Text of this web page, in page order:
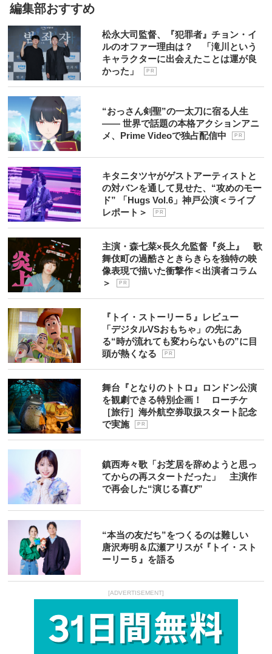
編集部おすすめ
松永大司監督、『犯罪者』チョン・イ
ルのオファー理由は？ 「滝川という
キャラクターに出会えたことは運が良
かった」
P R
“おっさん剣聖”の一太刀に宿る人生
―― 世界で話題の本格アクションアニ
メ、Prime Videoで独占配信中
P R
キタニタツヤがゲストアーティストと
の対バンを通して見せた、“攻めのモー
ド” 「Hugs Vol.6」神戸公演＜ライブ
レポート＞
P R
主演・森七菜×長久允監督『炎上』 歌
舞伎町の過酷さときらきらを独特の映
像表現で描いた衝撃作＜出演者コラム
＞
P R
『トイ・ストーリー５』レビュー
「デジタルVSおもちゃ」の先にあ
る“時が流れても変わらないもの”に目
頭が熱くなる
P R
舞台『となりのトトロ』ロンドン公演
を観劇できる特別企画！ ローチケ
［旅行］海外航空券取扱スタート記念
で実施
P R
鎮西寿々歌「お芝居を辞めようと思っ
てからの再スタートだった」 主演作
で再会した“演じる喜び”
“本当の友だち”をつくるのは難しい
唐沢寿明＆広瀬アリスが『トイ・スト
ーリー５』を語る
[ADVERTISEMENT]